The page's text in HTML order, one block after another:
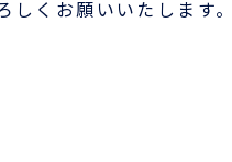
しくお願いいたします